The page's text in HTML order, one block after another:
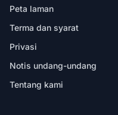
Peta laman
Terma dan syarat
Privasi
Notis undang-undang
Tentang kami